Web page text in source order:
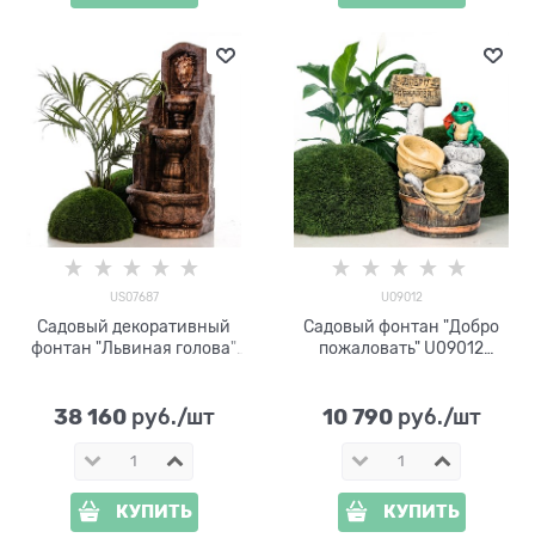
US07687
Садовый декоративный
фонтан "Львиная голова"
38 160 руб./шт
КУПИТЬ
U09012
Садовый фонтан "Добро
пожаловать" U09012
10 790 руб./шт
КУПИТЬ